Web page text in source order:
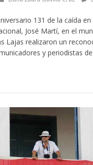
131 de la caída
José Martí, en el
Lajas realizaron un
y periodistas